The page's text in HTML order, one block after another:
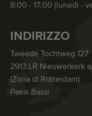
8:00 - 17:00 (lunedì -
INDIRIZZO
Tweede Tochtweg 127
2913 LR Nieuwerkerk
(Zona di Rotterdam)
Paesi Bassi